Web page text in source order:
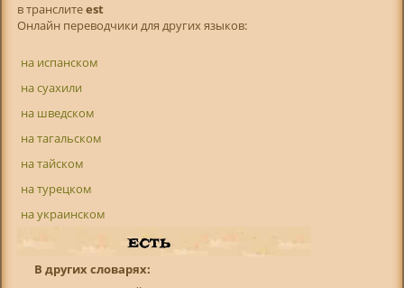
в транслитeest
Онлайн переводчики для других языков:
на испанском
на суахили
на шведском
на тагальском
на тайском
на турецком
на украинском
В других словарях: